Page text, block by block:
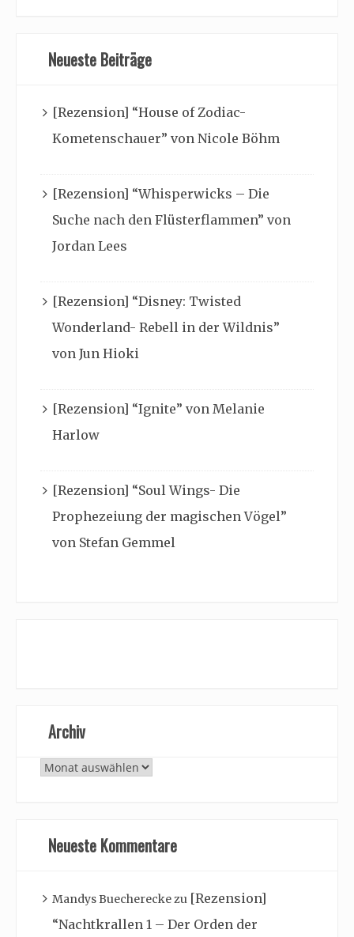
Neueste Beiträge
[Rezension] “House of Zodiac-
Kometenschauer” von Nicole Böhm
[Rezension] “Whisperwicks – Die
Suche nach den Flüsterflammen” von
Jordan Lees
[Rezension] “Disney: Twisted
Wonderland- Rebell in der Wildnis”
von Jun Hioki
[Rezension] “Ignite” von Melanie
Harlow
[Rezension] “Soul Wings- Die
Prophezeiung der magischen Vögel”
von Stefan Gemmel
Archiv
Archiv
Neueste Kommentare
Mandys Buechereckezu [Rezension]
“Nachtkrallen 1 – Der Orden der